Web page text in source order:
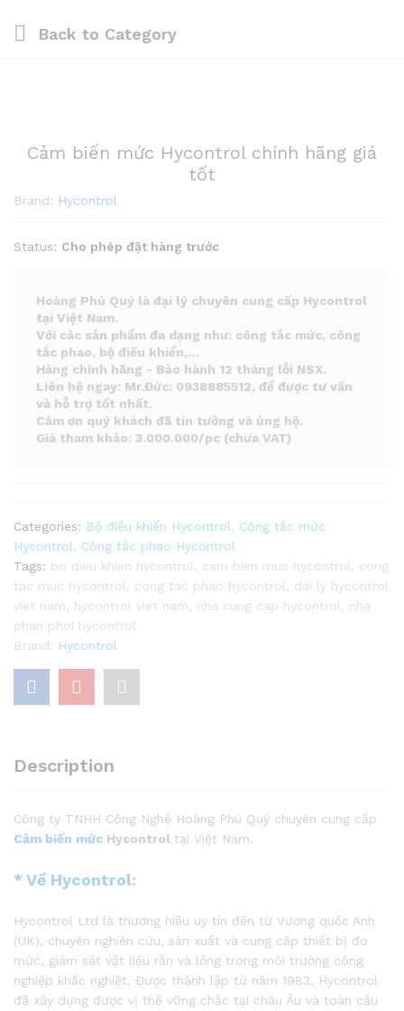
Back to Category
Cảm biến mức Hycontrol chính hãng giá
tốt
Brand: Hycontrol
Status: Cho phép đặt hàng trước
Hoàng Phú Quý là đại lý chuyên cung cấp Hycontrol
tại Việt Nam.
Với các sản phẩm đa dạng như: công tắc mức, công
tắc phao, bộ điều khiển,…
Hàng chính hãng - Bảo hành 12 tháng lỗi NSX.
Liên hệ ngay: Mr.Đức: 0938885512, để được tư vấn
và hỗ trợ tốt nhất.
Cảm ơn quý khách đã tin tưởng và ủng hộ.
Giá tham khảo: 3.000.000/pc (chưa VAT)
Categories: Bộ điều khiển Hycontrol
Công tắc mức
Hycontrol
Công tắc phao Hycontrol
Tags: bo dieu khien hycontrol cam bien muc hycontrol
cong
tac muc hycontrol
cong tac phao hycontrol
dai ly hycontrol
viet nam
hycontrol viet nam nha cung cap hycontrol
nha
phan phoi hycontrol
Brand: Hycontrol
Description
Công ty TNHH Công Nghệ Hoàng Phú Quý chuyên cung cấp
Cảm biến mức Hycontrol tại Việt Nam.
* Về Hycontrol:
Hycontrol Ltd là thương hiệu uy tín đến từ Vương quốc Anh
(UK), chuyên nghiên cứu, sản xuất và cung cấp thiết bị đo
mức, giám sát vật liệu rắn và lỏng trong môi trường công
nghiệp khắc nghiệt. Được thành lập từ năm 1983, Hycontrol
đã xây dựng được vị thế vững chắc tại châu Âu và toàn cầu